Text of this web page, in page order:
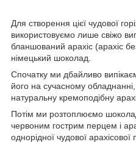
Для створення цієї чудової
використовуємо лише свіжо
бланшований арахіс (арахіс
німецький шоколад.
Спочатку ми дбайливо
його на сучасному
натуральну кремоподібну
Потім ми розтоплюємо
червоним гострим перцем і
однорідної чудової